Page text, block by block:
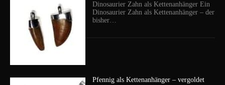
Dinosaurier Zahn als Kettenanhänger Ein
Dinosaurier Zahn als Kettenanhänger – der
bisher…
Pfennig als Kettenanhänger – vergoldet